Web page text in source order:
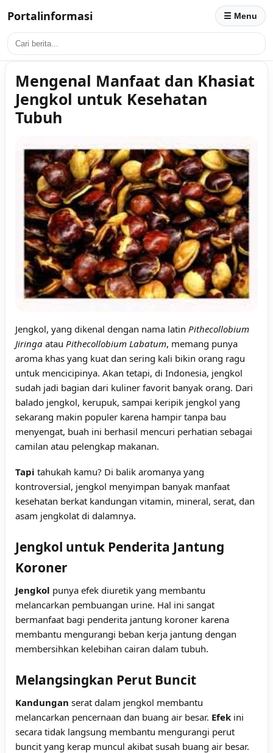
Portalinformasi ☰ Menu
Mengenal Manfaat dan Khasiat
Jengkol untuk Kesehatan
Tubuh
Jengkol, yang dikenal dengan nama latin Pithecollobium
Jiringa atau Pithecollobium Labatum, memang punya
aroma khas yang kuat dan sering kali bikin orang ragu
untuk mencicipinya. Akan tetapi, di Indonesia, jengkol
sudah jadi bagian dari kuliner favorit banyak orang. Dari
balado jengkol, kerupuk, sampai keripik jengkol yang
sekarang makin populer karena hampir tanpa bau
menyengat, buah ini berhasil mencuri perhatian sebagai
camilan atau pelengkap makanan.
Tapi tahukah kamu? Di balik aromanya yang
kontroversial, jengkol menyimpan banyak manfaat
kesehatan berkat kandungan vitamin, mineral, serat, dan
asam jengkolat di dalamnya.
Jengkol untuk Penderita Jantung
Koroner
Jengkol punya efek diuretik yang membantu
melancarkan pembuangan urine. Hal ini sangat
bermanfaat bagi penderita jantung koroner karena
membantu mengurangi beban kerja jantung dengan
membersihkan kelebihan cairan dalam tubuh.
Melangsingkan Perut Buncit
Kandungan serat dalam jengkol membantu
melancarkan pencernaan dan buang air besar. Efek ini
secara tidak langsung membantu mengurangi perut
buncit yang kerap muncul akibat susah buang air besar.